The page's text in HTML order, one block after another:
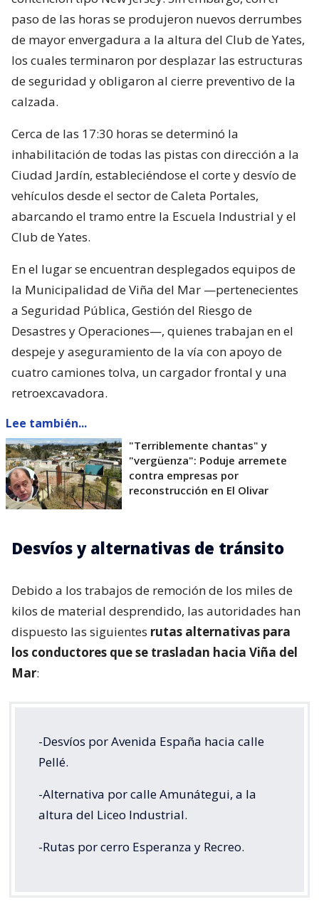
paso de las horas se produjeron nuevos derrumbes
de mayor envergadura a la altura del Club de Yates,
los cuales terminaron por desplazar las estructuras
de seguridad y obligaron al cierre preventivo de la
calzada.
Cerca de las 17:30 horas se determinó la
inhabilitación de todas las pistas con dirección a la
Ciudad Jardín, estableciéndose el corte y desvío de
vehículos desde el sector de Caleta Portales,
abarcando el tramo entre la Escuela Industrial y el
Club de Yates.
En el lugar se encuentran desplegados equipos de
la Municipalidad de Viña del Mar —pertenecientes
a Seguridad Pública, Gestión del Riesgo de
Desastres y Operaciones—, quienes trabajan en el
despeje y aseguramiento de la vía con apoyo de
cuatro camiones tolva, un cargador frontal y una
retroexcavadora.
Lee también...
"Terriblemente chantas" y
"vergüenza": Poduje arremete
contra empresas por
reconstrucción en El Olivar
Desvíos y alternativas de tránsito
Debido a los trabajos de remoción de los miles de
kilos de material desprendido, las autoridades han
dispuesto las siguientes rutas alternativas para
los conductores que se trasladan hacia Viña del
Mar:
-Desvíos por Avenida España hacia calle
Pellé.
-Alternativa por calle Amunátegui, a la
altura del Liceo Industrial.
-Rutas por cerro Esperanza y Recreo.